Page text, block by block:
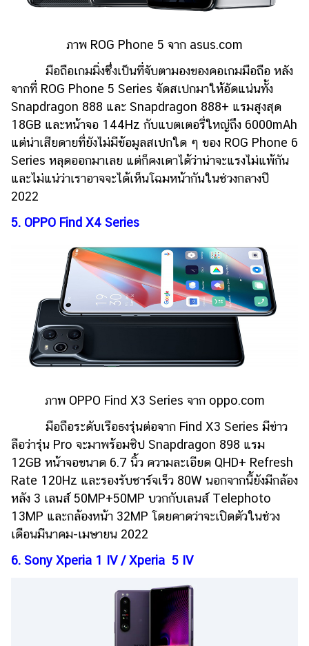
ภาพ ROG Phone 5 จาก asus.com
มือถือเกมมิ่งซึ่งเป็นที่จับตามองของคอเกมมือถือ หลัง
จากที่ ROG Phone 5 Series จัดสเปกมาให้อัดแน่นทั้ง
Snapdragon 888 และ Snapdragon 888+ แรมสูงสุด
18GB และหน้าจอ 144Hz กับแบตเตอรี่ใหญ่ถึง 6000mAh
แต่น่าเสียดายที่ยังไม่มีข้อมูลสเปกใด ๆ ของ ROG Phone 6
Series หลุดออกมาเลย แต่ก็คงเดาได้ว่าน่าจะแรงไม่แพ้กัน
และไม่แน่ว่าเราอาจจะได้เห็นโฉมหน้ากันในช่วงกลางปี
2022
5. OPPO Find X4 Series
ภาพ OPPO Find X3 Series จาก oppo.com
มือถือระดับเรือธงรุ่นต่อจาก Find X3 Series มีข่าว
ลือว่ารุ่น Pro จะมาพร้อมชิป Snapdragon 898 แรม
12GB หน้าจอขนาด 6.7 นิ้ว ความละเอียด QHD+ Refresh
Rate 120Hz และรองรับชาร์จเร็ว 80W นอกจากนี้ยังมีกล้อง
หลัง 3 เลนส์ 50MP+50MP บวกกับเลนส์ Telephoto
13MP และกล้องหน้า 32MP โดยคาดว่าจะเปิดตัวในช่วง
เดือนมีนาคม-เมษายน 2022
6. Sony Xperia 1 IV / Xperia 5 IV